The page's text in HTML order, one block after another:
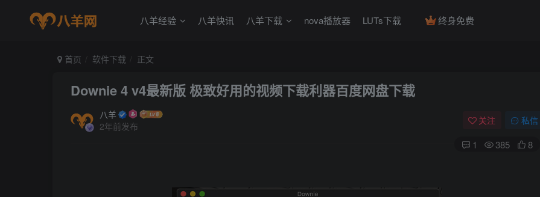
八羊经验 八羊快讯 八羊下载 nova播放器 LUTs下载 终身免费
首页 软件下载 正文
Downie 4 v4最新版 极致好用的视频下载利器百度网盘下载
八羊
2年前发布
关注 私信
1 385 8